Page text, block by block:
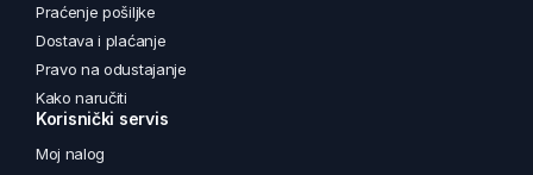
Praćenje pošiljke
Dostava i plaćanje
Pravo na odustajanje
Kako naručiti
Korisnički servis
Moj nalog